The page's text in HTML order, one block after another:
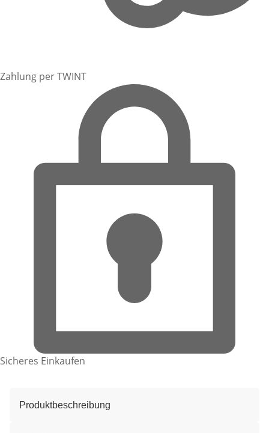
Zahlung per TWINT
Sicheres Einkaufen
Produktbeschreibung